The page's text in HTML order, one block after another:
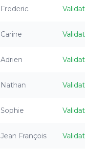
Frederic
Carine
Adrien
Nathan
Sophie
Jean François